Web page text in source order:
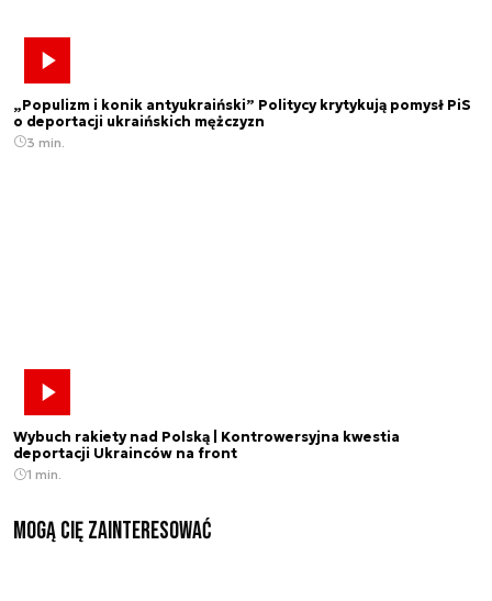
„Populizm i konik antyukraiński” Politycy krytykują pomysł PiS
o deportacji ukraińskich mężczyzn
3 min.
Wybuch rakiety nad Polską | Kontrowersyjna kwestia
deportacji Ukrainców na front
1 min.
Mogą Cię zainteresować